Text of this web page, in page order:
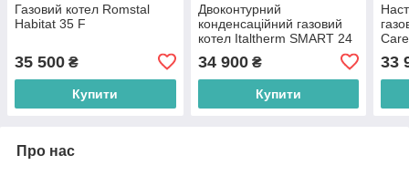
Газовий котел Romstal
Habitat 35 F
35 500 ₴
Купити
Двоконтурний
конденсаційний газовий
котел Italtherm SMART 24
34 900₴
Купити
33
Про нас